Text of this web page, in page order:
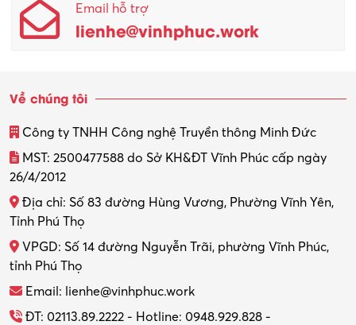
Quản lý sản xuất
Quản trị kinh doanh
Thiết kế nội thất
Thợ máy – Ô tô – Xe máy
Thực tập
Tổ chức sự kiện – Quà tặng
Email hỗ trợ
lienhe@vinhphuc.work
Về chúng tôi
Công ty TNHH Công nghệ Truyền thông Minh Đức
MST: 2500477588 do Sở KH&ĐT Vĩnh Phúc cấp ngày
26/4/2012
Địa chỉ: Số 83 đường Hùng Vương, Phường Vĩnh Yên,
Tỉnh Phú Thọ
VPGD: Số 14 đường Nguyễn Trãi, phường Vĩnh Phúc,
tỉnh Phú Thọ
Email: lienhe@vinhphuc.work
ĐT: 02113.89.2222 - Hotline: 0948.929.828 -